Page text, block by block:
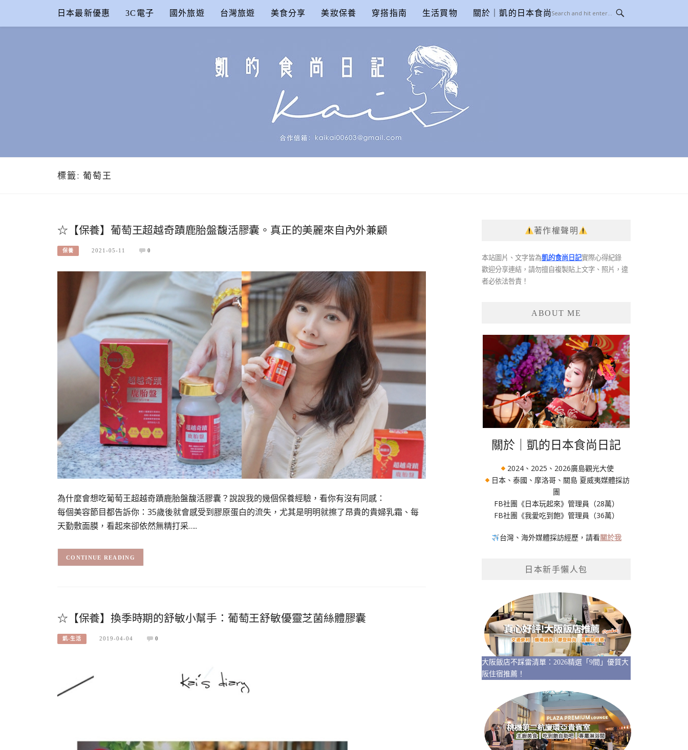
content
日本最新優惠 3C電子 國外旅遊 台灣旅遊 美食分享 美妝保養 穿搭指南 生活買物 關於｜凱的日本食尚日記
凱的日本食尚日記
標籤: 葡萄王
☆【保養】葡萄王超越奇蹟鹿胎盤馥活膠囊。真正的美麗來自內外兼顧
保養 2021-05-11 0
為什麼會想吃葡萄王超越奇蹟鹿胎盤馥活膠囊？說說我的幾個保養經驗，看你有沒有同感：
每個美容節目都告訴你：35歲後就會感受到膠原蛋白的流失，尤其是明明就擦了昂貴的貴婦乳霜、每
天勤敷面膜，看起來卻依然無精打采…..
CONTINUE READING
☆【保養】換季時期的舒敏小幫手：葡萄王舒敏優靈芝菌絲體膠囊
凱-生活 2019-04-04 0
著作權聲明
本站圖片、文字皆為凱的食尚日記實際心得紀錄
歡迎分享連結，請勿擅自複製貼上文字、照片，違
者必依法咎責！
ABOUT ME
關於｜凱的日本食尚日記
2024、2025、2026廣島觀光大使
日本、泰國、摩洛哥、關島 夏威夷媒體採訪
團
FB社團《日本玩起來》管理員（28萬）
FB社團《我愛吃到飽》管理員（36萬）
台灣、海外媒體採訪經歷，請看關於我
日本新手懶人包
大阪飯店不踩雷清單：2026精選「9間」優質大
阪住宿推薦！